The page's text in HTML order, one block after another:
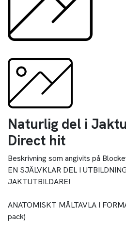
Naturlig del i
Direct hit
Beskrivning som angivits på
EN SJÄLVKLAR DEL I
JAKTUTBILDARE!
ANATOMISKT MÅLTAVLA I
pack)